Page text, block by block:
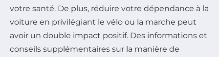
votre santé. De plus, réduire votre dépendance à la
voiture en privilégiant le vélo ou la marche peut
avoir un double impact positif. Des informations et
conseils supplémentaires sur la manière de